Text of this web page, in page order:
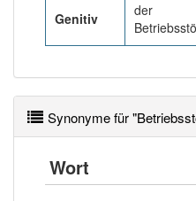
Genitiv
der
Synonyme für
Wort